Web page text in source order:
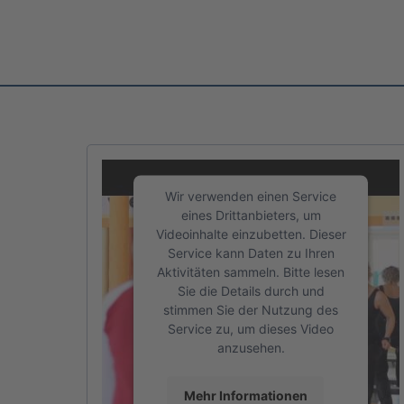
Wir verwenden einen Service
eines Drittanbieters, um
Videoinhalte einzubetten. Dieser
Service kann Daten zu Ihren
Aktivitäten sammeln. Bitte lesen
Sie die Details durch und
stimmen Sie der Nutzung des
Service zu, um dieses Video
anzusehen.
Mehr Informationen
Sport- und Fitnesskaufmann/-frau